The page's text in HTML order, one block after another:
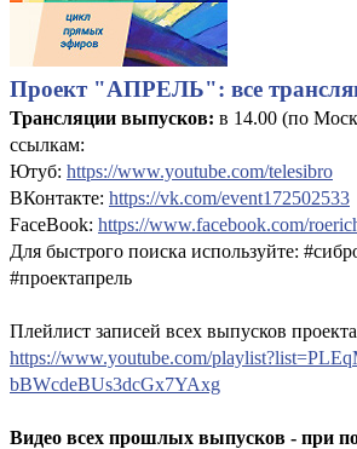
Проект "АПРЕЛЬ": все
Трансляции выпусков: в 14.00 (по
ссылкам:
Ютуб: https://www.youtube.com/telesibro
ВКонтакте: https://vk.com/event172502533
FaceBook: https://www.facebook.com/
Для быстрого поиска используйте:
#проектапрель
Плейлист записей всех выпусков
https://www.youtube.com/
bBWcdeBUs3dcGx7YAxg
Видео всех прошлых выпусков - при